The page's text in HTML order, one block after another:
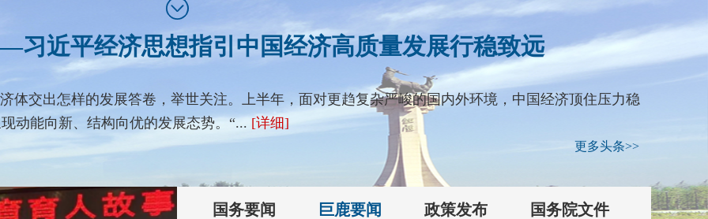
近平经济思想指引中国经济高质量发展行稳致远
体交出怎样的发展答卷，举世关注。上半年，面对更趋复杂严峻的国内外环境，中国经济顶住压力稳
动能向新、结构向优的发展态势。“... [详细]
更多头条>>
国务要闻 巨鹿要闻 政策发布 国务院文件